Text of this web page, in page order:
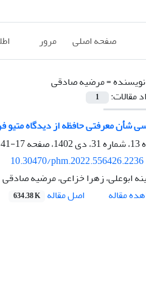
صفحه اصلی مرور
نویسنده =مرضیه صادقی
مقالات:
1
شأن معرفتی حافظه از دیدگاه
17-41
10.30470/phm.2022.556426.2236
ابوعلی، زهرا خزاعی، مرضیه صادقی
مقاله
اصل مقاله 634.38 K